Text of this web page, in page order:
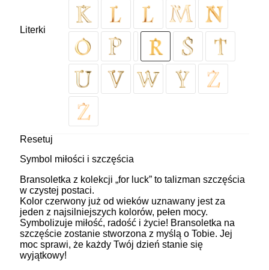
Literki
Resetuj
Symbol miłości i szczęścia
Bransoletka z kolekcji „for luck” to talizman szczęścia
w czystej postaci.
Kolor czerwony już od wieków uznawany jest za
jeden z najsilniejszych kolorów, pełen mocy.
Symbolizuje miłość, radość i życie! Bransoletka na
szczęście zostanie stworzona z myślą o Tobie. Jej
moc sprawi, że każdy Twój dzień stanie się
wyjątkowy!